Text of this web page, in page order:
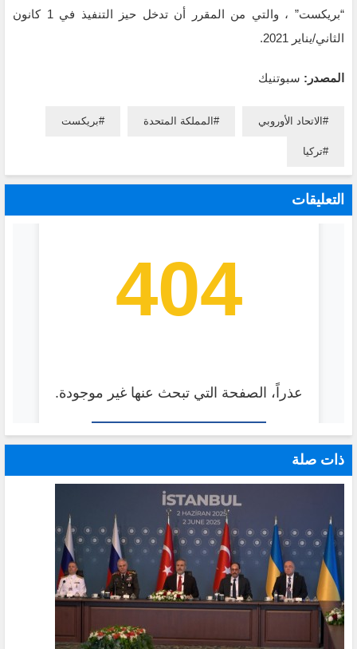
“بريكست” ، والتي من المقرر أن تدخل حيز التنفيذ في 1 كانون
الثاني/يناير 2021.
المصدر: سبوتنيك
الاتحاد الأوروبي المملكة المتحدة بريكست
تركيا
التعليقات
ذات صلة